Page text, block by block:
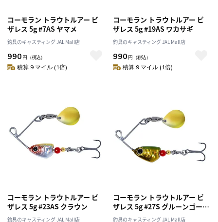
コーモラン トラウトルアー ビ
ザレス 5g #7AS ヤマメ
釣具のキャスティング JAL Mall店
990 円 （税込）
積算 9 マイル (1倍)
コーモラン トラウトルアー ビ
ザレス 5g #19AS ワカサギ
釣具のキャスティング JAL Mall店
990 円 （税込）
積算 9 マイル (1倍)
コーモラン トラウトルアー ビ
ザレス 5g #23AS クラウン
釣具のキャスティング JAL Mall店
コーモラン トラウトルアー ビ
ザレス 5g #27S グルーンゴール
ド
釣具のキャスティング JAL Mall店